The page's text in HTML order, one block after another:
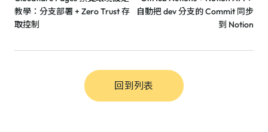
教學：分支部署 + Zero Trust 存
取控制
自動把 dev 分支的 Commit 同步
到 Notion
回到列表